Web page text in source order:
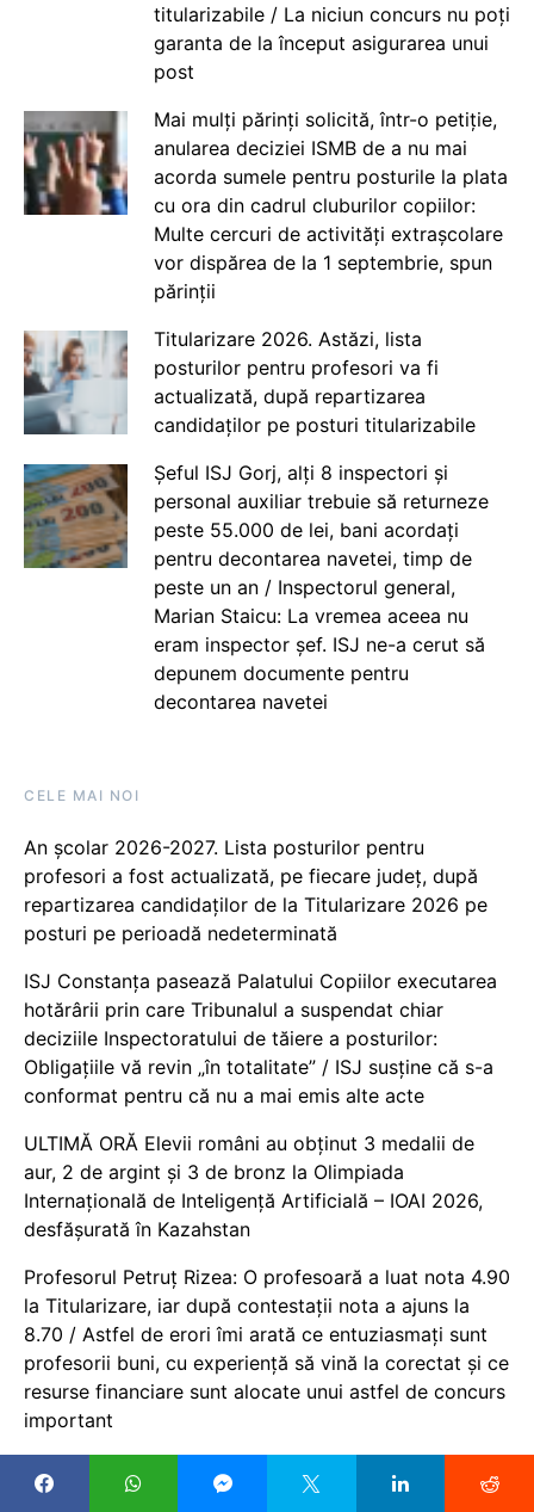
titularizabile / La niciun concurs nu poți
garanta de la început asigurarea unui
post
Mai mulți părinți solicită, într-o petiție,
anularea deciziei ISMB de a nu mai
acorda sumele pentru posturile la plata
cu ora din cadrul cluburilor copiilor:
Multe cercuri de activități extrașcolare
vor dispărea de la 1 septembrie, spun
părinții
Titularizare 2026. Astăzi, lista
posturilor pentru profesori va fi
actualizată, după repartizarea
candidaților pe posturi titularizabile
Șeful ISJ Gorj, alți 8 inspectori și
personal auxiliar trebuie să returneze
peste 55.000 de lei, bani acordați
pentru decontarea navetei, timp de
peste un an / Inspectorul general,
Marian Staicu: La vremea aceea nu
eram inspector șef. ISJ ne-a cerut să
depunem documente pentru
decontarea navetei
CELE MAI NOI
An școlar 2026-2027. Lista posturilor pentru
profesori a fost actualizată, pe fiecare județ, după
repartizarea candidaților de la Titularizare 2026 pe
posturi pe perioadă nedeterminată
ISJ Constanța pasează Palatului Copiilor executarea
hotărârii prin care Tribunalul a suspendat chiar
deciziile Inspectoratului de tăiere a posturilor:
Obligațiile vă revin „în totalitate” / ISJ susține că s-a
conformat pentru că nu a mai emis alte acte
ULTIMĂ ORĂ Elevii români au obținut 3 medalii de
aur, 2 de argint și 3 de bronz la Olimpiada
Internațională de Inteligență Artificială – IOAI 2026,
desfășurată în Kazahstan
Profesorul Petruț Rizea: O profesoară a luat nota 4.90
la Titularizare, iar după contestații nota a ajuns la
8.70 / Astfel de erori îmi arată ce entuziasmați sunt
profesorii buni, cu experiență să vină la corectat și ce
resurse financiare sunt alocate unui astfel de concurs
important
Unici în UE: România este singura țară din întreaga
Uniune Europeană care a redus cheltuielile de